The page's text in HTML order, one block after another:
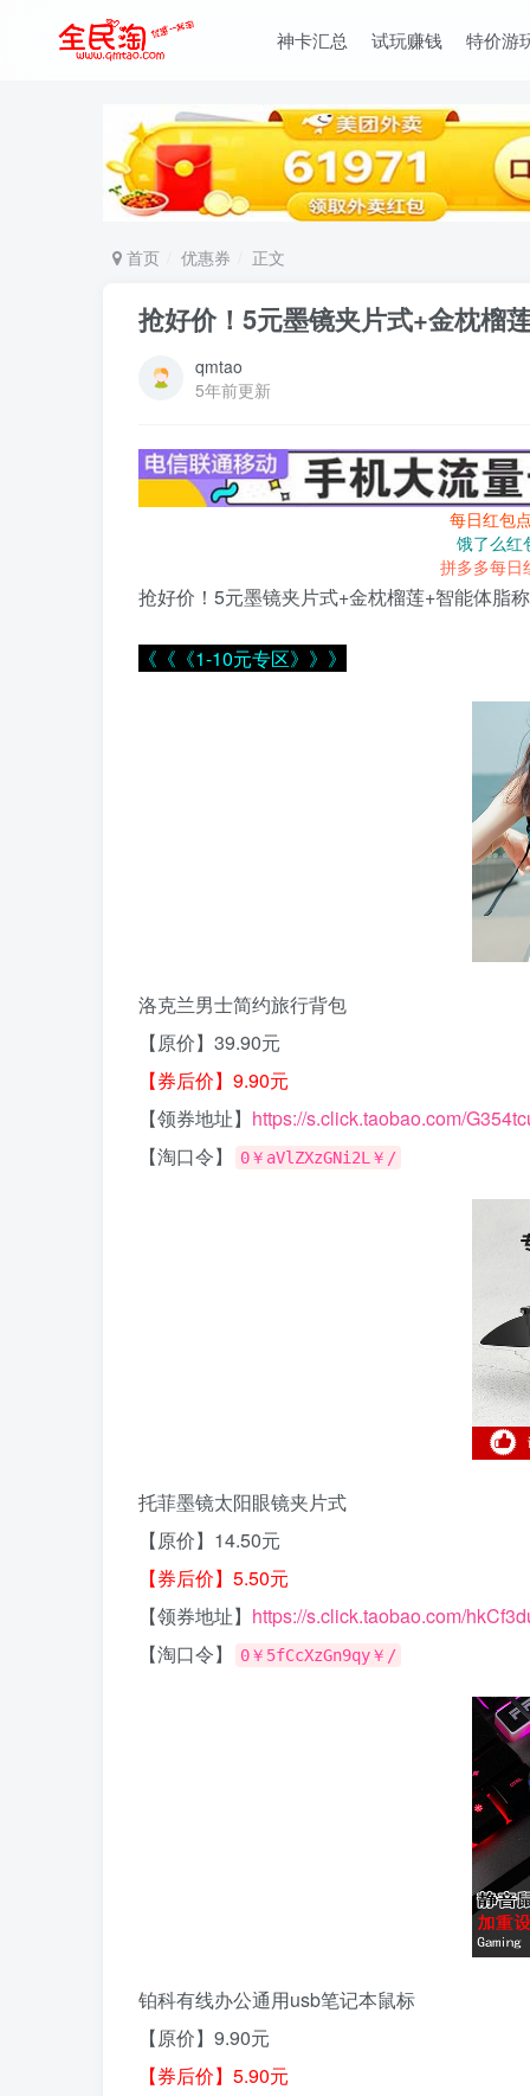
神卡汇总 试玩赚钱 特价游
首页 优惠券 正文
抢好价！5元墨镜夹片式+金枕榴
qmtao
5年前更新
每日红包
饿了么红
拼多多每日
抢好价！5元墨镜夹片式+金枕榴莲+智能体脂
《《《1-10元专区》》》
洛克兰男士简约旅行背包
【原价】39.90元
【券后价】9.90元
【领券地址】 https://s.click.taobao.com/
【淘口令】
0￥aVlZXzGNi2L￥/
托菲墨镜太阳眼镜夹片式
【原价】14.50元
【券后价】5.50元
【领券地址】 https://s.click.taobao.com/
【淘口令】
0￥5fCcXzGn9qy￥/
铂科有线办公通用usb笔记本鼠标
【原价】9.90元
【券后价】5.90元